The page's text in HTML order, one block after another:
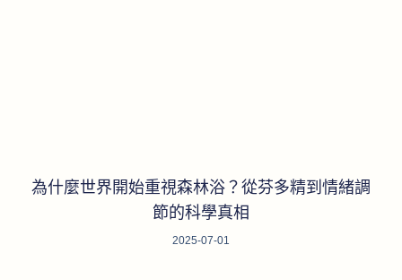
為什麼世界開始重視森林浴？從芬多精到情緒調
節的科學真相
2025-07-01